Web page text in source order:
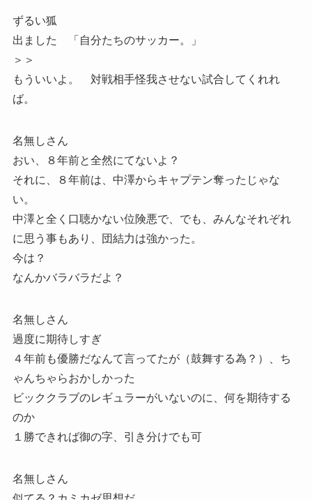
ずるい狐
出ました 「自分たちのサッカー。」
＞＞
もういいよ。 対戦相手怪我させない試合してくれれ
ば。
名無しさん
おい、８年前と全然にてないよ？
それに、８年前は、中澤からキャプテン奪ったじゃな
い。
中澤と全く口聴かない位険悪で、でも、みんなそれぞれ
に思う事もあり、団結力は強かった。
今は？
なんかバラバラだよ？
名無しさん
過度に期待しすぎ
４年前も優勝だなんて言ってたが（鼓舞する為？）、ち
ゃんちゃらおかしかった
ビッククラブのレギュラーがいないのに、何を期待する
のか
１勝できれば御の字、引き分けでも可
名無しさん